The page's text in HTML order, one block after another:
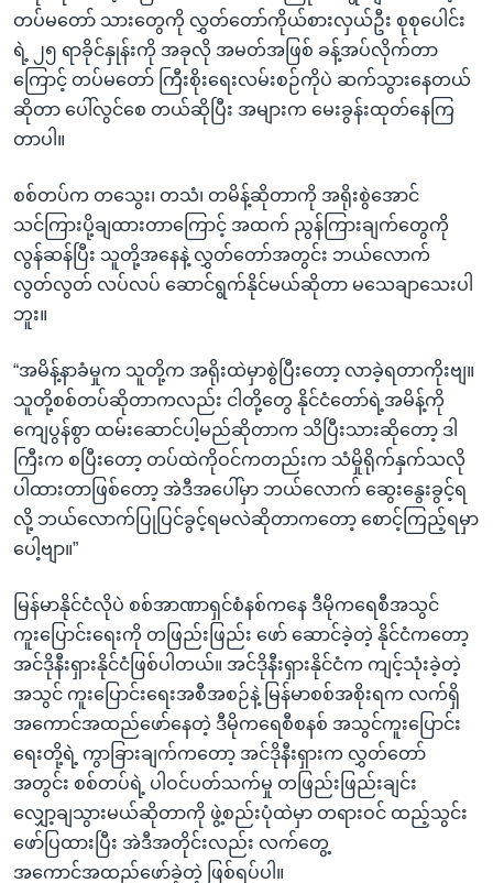
တပ်မတော် သားတွေကို လွှတ်တော်ကိုယ်စားလှယ်ဦး စုစုပေါင်း
ရဲ့ ၂၅ ရာခိုင်နှုန်းကို အခုလို အမတ်အဖြစ် ခန့်အပ်လိုက်တာ
ကြောင့် တပ်မတော် ကြီးစိုးရေးလမ်းစဉ်ကိုပဲ ဆက်သွားနေတယ်
ဆိုတာ ပေါ်လွင်စေ တယ်ဆိုပြီး အများက မေးခွန်းထုတ်နေကြ
တာပါ။
စစ်တပ်က တသွေး၊ တသံ၊ တမိန့်ဆိုတာကို အရိုးစွဲအောင်
သင်ကြားပို့ချထားတာကြောင့် အထက် ညွန်ကြားချက်တွေကို
လွန်ဆန်ပြီး သူတို့အနေနဲ့ လွှတ်တော်အတွင်း ဘယ်လောက်
လွတ်လွတ် လပ်လပ် ဆောင်ရွက်နိုင်မယ်ဆိုတာ မသေချာသေးပါ
ဘူး။
“အမိန့်နာခံမှုက သူတို့က အရိုးထဲမှာစွဲပြီးတော့ လာခဲ့ရတာကိုးဗျ။
သူတို့စစ်တပ်ဆိုတာကလည်း ငါတို့တွေ နိုင်ငံတော်ရဲ့အမိန့်ကို
ကျေပွန်စွာ ထမ်းဆောင်ပါ့မည်ဆိုတာက သိပြီးသားဆိုတော့ ဒါ
ကြီးက စပြီးတော့ တပ်ထဲကိုဝင်ကတည်းက သံမှိုရိုက်နှက်သလို
ပါထားတာဖြစ်တော့ အဲဒီအပေါ်မှာ ဘယ်လောက် ဆွေးနွေးခွင့်ရ
လို့ ဘယ်လောက်ပြုပြင်ခွင့်ရမလဲဆိုတာကတော့ စောင့်ကြည့်ရမှာ
ပေါ့ဗျာ။”
မြန်မာနိုင်ငံလိုပဲ စစ်အာဏာရှင်စံနစ်ကနေ ဒီမိုကရေစီအသွင်
ကူးပြောင်းရေးကို တဖြည်းဖြည်း ဖော် ဆောင်ခဲ့တဲ့ နိုင်ငံကတော့
အင်ဒိုနီးရှားနိုင်ငံဖြစ်ပါတယ်။ အင်ဒိုနီးရှားနိုင်ငံက ကျင့်သုံးခဲ့တဲ့
အသွင် ကူးပြောင်းရေးအစီအစဉ်နဲ့ မြန်မာစစ်အစိုးရက လက်ရှိ
အကောင်အထည်ဖော်နေတဲ့ ဒီမိုကရေစီစနစ် အသွင်ကူးပြောင်း
ရေးတို့ရဲ့ ကွာခြားချက်ကတော့ အင်ဒိုနီးရှားက လွှတ်တော်
အတွင်း စစ်တပ်ရဲ့ ပါဝင်ပတ်သက်မှု တဖြည်းဖြည်းချင်း
လျှော့ချသွားမယ်ဆိုတာကို ဖွဲ့စည်းပုံထဲမှာ တရားဝင် ထည့်သွင်း
ဖော်ပြထားပြီး အဲဒီအတိုင်းလည်း လက်တွေ့
အကောင်အထည်ဖော်ခဲ့တဲ့ ဖြစ်ရပ်ပါ။